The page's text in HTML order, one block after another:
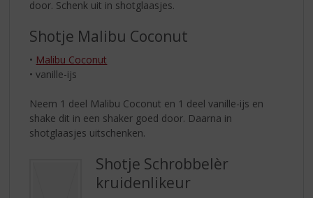
door. Schenk uit in shotglaasjes.
Shotje Malibu Coconut
• Malibu Coconut
• vanille-ijs
Neem 1 deel Malibu Coconut en 1 deel vanille-ijs en
shake dit in een shaker goed door. Daarna in
shotglaasjes uitschenken.
Shotje Schrobbelèr
kruidenlikeur